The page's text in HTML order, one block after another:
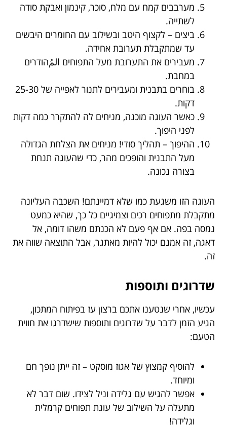
מערבבים קמח עם מלח, סוכר, קינמון ואבקת סודה
לשתייה.
ביצים – לקצוף היטב ובשילוב עם החומרים היבשים
עד שמתקבלת תערובת אחידה.
מעבירים את התערובת מעל התפוחים المُהודרים
במחבת.
בוחרים בתבנית ומעבירים לתנור לאפייה של 25-30
דקות.
כאשר העוגה מוכנה, מניחים לה להתקרר כמה דקות
לפני היפוך.
ההיפוך – תהליך סודי! מניחים את הצלחת הגדולה
מעל התבנית והופכים מהר, כדי שהעוגה תנחת
בצורה נכונה.
העוגה הזו משגעת כמו שלא דמיינתם! השכבה העליונה
מתקבלת מתפוחים רכים וצמיגיים כל כך, שהיא כמעט
נמסה בפה. אם אף פעם לא הכנתם משהו דומה, אל
דאגה, זה אמנם יכול להיות מאתגר, אבל התוצאה שווה את
זה.
שדרוגים ותוספות
עכשיו, אחרי שנטענו אתכם ברצון עז בפיתוח המתכון,
הגיע הזמן לדבר על שדרוגים ותוספות שישדרגו את חווית
הטעם:
להוסיף קמצוץ של אגוז מוסקט – זה ייתן נופך חם
ומיוחד.
אפשר להגיש עם גלידה וניל לצידו. שום דבר לא
מתעלה על השילוב של עוגת תפוחים קרמלית
וגלידה!